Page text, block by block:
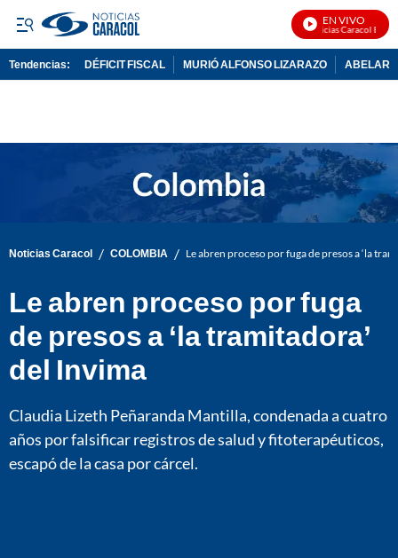
EN VIVO
Noticias Caracol En
Tendencias: DÉFICIT FISCAL MURIÓ ALFONSO LIZARAZO
Noticias Caracol / COLOMBIA / Le abren proceso por fuga de presos a ‘la
Le abren proceso por fuga
de presos a ‘la tramitadora’
del Invima
Claudia Lizeth Peñaranda Mantilla, condenada a cuatro
años por falsificar registros de salud y fitoterapéuticos,
escapó de la casa por cárcel.